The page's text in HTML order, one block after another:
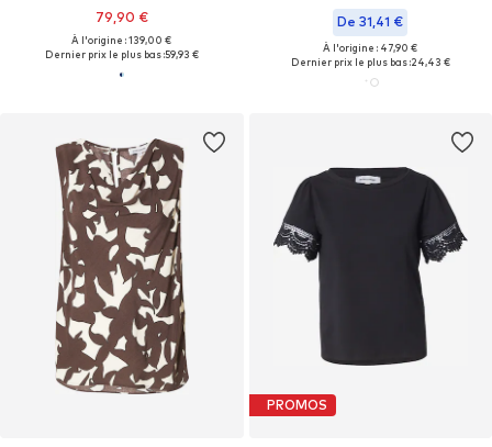
79,90 €
À l'origine : 139,00 €
Dernier prix le plus bas :59,93 €
De 31,41 €
À l'origine : 47,90 €
Dernier prix le plus bas :24,43 €
PROMOS